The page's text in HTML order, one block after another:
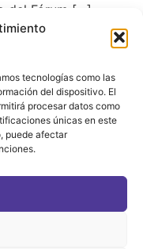
tecnologías como las
del dispositivo. El
procesar datos como
únicas en este
puede afectar
del Fórum […]
28015 MADRID